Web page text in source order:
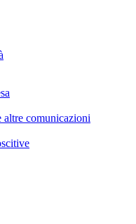
altre comunicazioni